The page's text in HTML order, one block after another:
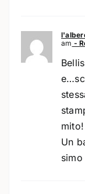
am -
mito!
Un
simo